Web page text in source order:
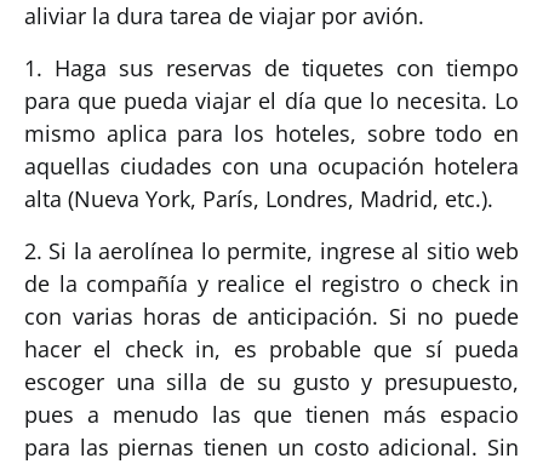
aliviar la dura tarea de viajar por avión.
1. Haga sus reservas de tiquetes con tiempo
para que pueda viajar el día que lo necesita. Lo
mismo aplica para los hoteles, sobre todo en
aquellas ciudades con una ocupación hotelera
alta (Nueva York, París, Londres, Madrid, etc.).
2. Si la aerolínea lo permite, ingrese al sitio web
de la compañía y realice el registro o check in
con varias horas de anticipación. Si no puede
hacer el check in, es probable que sí pueda
escoger una silla de su gusto y presupuesto,
pues a menudo las que tienen más espacio
para las piernas tienen un costo adicional. Sin